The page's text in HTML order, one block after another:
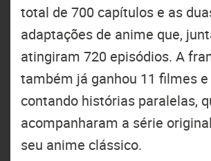
total de 700 capítulos e as
adaptações de anime que,
atingiram 720 episódios. A
também já ganhou 11 filmes e
contando histórias paralelas,
acompanharam a série
seu anime clássico.